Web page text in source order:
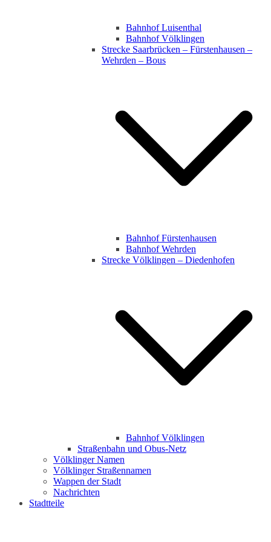
Bahnhof Luisenthal
Bahnhof Völklingen
Strecke Saarbrücken – Fürstenhausen –
Wehrden – Bous
Bahnhof Fürstenhausen
Bahnhof Wehrden
Strecke Völklingen – Diedenhofen
Bahnhof Völklingen
Straßenbahn und Obus-Netz
Völklinger Namen
Völklinger Straßennamen
Wappen der Stadt
Nachrichten
Stadtteile